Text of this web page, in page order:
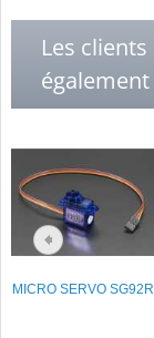
Les
MICRO SERVO SG92R